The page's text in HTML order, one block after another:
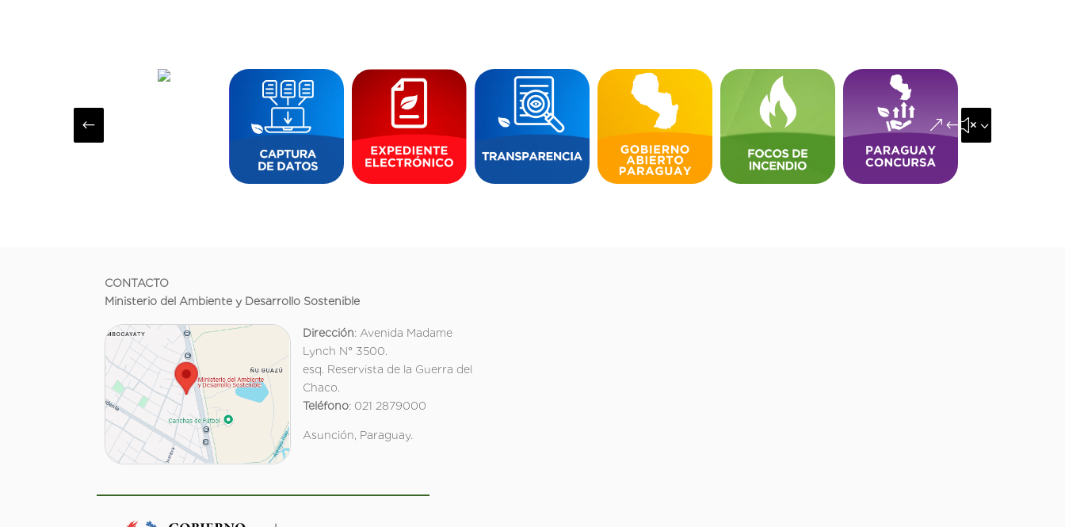
# &#x35;
CONTACTO
Ministerio del Ambiente y Desarrollo Sostenible
Dirección: Avenida Madame
Lynch N° 3500.
esq. Reservista de la Guerra del
Chaco.
Teléfono: 021 2879000
Asunción, Paraguay.